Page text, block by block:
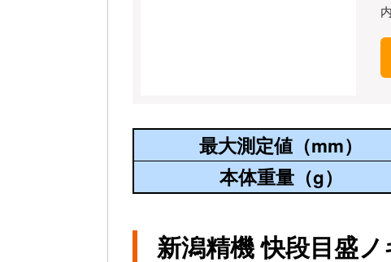
最大測定値（mm）
本体重量（g）
新潟精機 快段目盛